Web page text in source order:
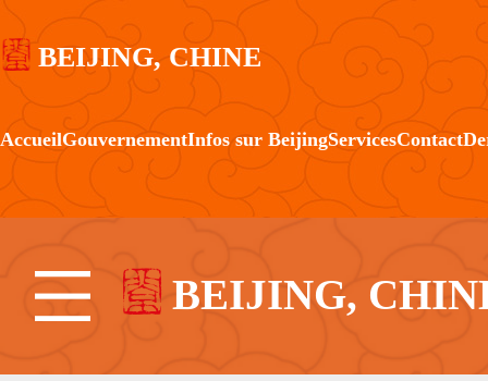
BEIJING, CHINE
AccueilGouvernementInfos sur BeijingServicesContact
BEIJING,